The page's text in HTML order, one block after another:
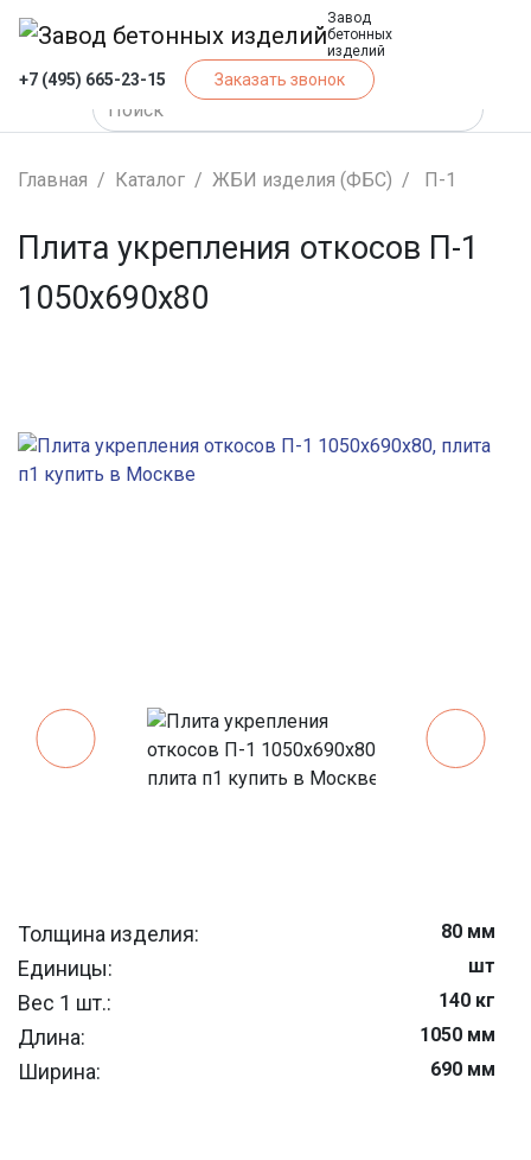
Завод
бетонных
изделий
+7 (495) 665-23-15 Заказать звонок
Главная Каталог ЖБИ изделия (ФБС) П-1
Плита укрепления откосов П-1
1050х690х80
Толщина изделия: 80 мм
Единицы: шт
Вес 1 шт.: 140 кг
Длина: 1050 мм
Ширина: 690 мм